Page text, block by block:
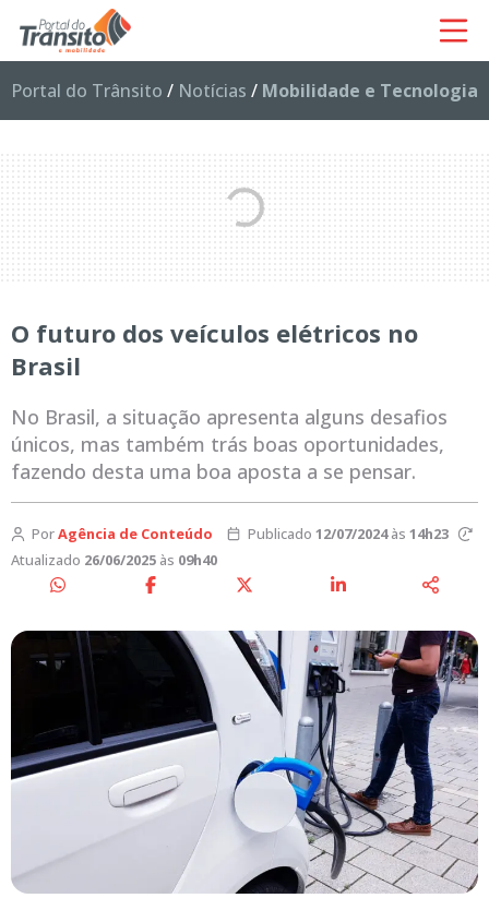
Portal do Trânsito / Notícias / Mobilidade e Tecnologia
O futuro dos veículos elétricos no
Brasil
No Brasil, a situação apresenta alguns desafios
únicos, mas também trás boas oportunidades,
fazendo desta uma boa aposta a se pensar.
PorAgência de Conteúdo Publicado 12/07/2024às 14h23
Atualizado 26/06/2025 às 09h40